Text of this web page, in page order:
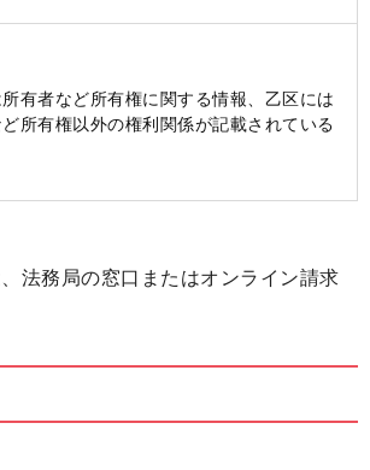
有者など所有権に関する情報、乙区には
所有権以外の権利関係が記載されている
法務局の窓口またはオンライン請求